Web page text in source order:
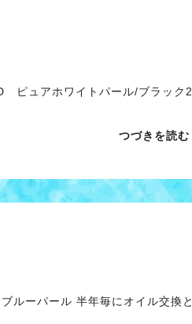
ュアホワイトパール/ブラック2
つづきを読む
ーパール 半年毎にオイル交換と